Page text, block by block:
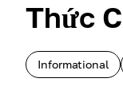
Thức
Informational